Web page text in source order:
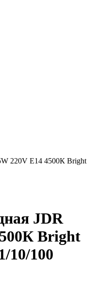
220V E14 4500К Bright
JDR
Bright
10/100